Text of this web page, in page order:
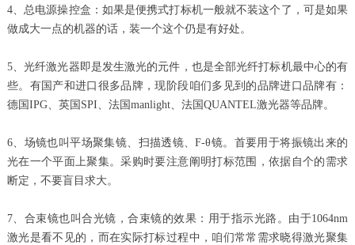
4、总电源操控盒：如果是便携式打标机一般就不装这个了，可是如果
做成大一点的机器的话，装一个这个仍是有好处。
5、光纤激光器即是发生激光的元件，也是全部光纤打标机最中心的有
些。有国产和进口很多品牌，现阶段咱们多见到的品牌进口品牌有：
德国IPG、英国SPI、法国manlight、法国QUANTEL激光器等品牌。
6、场镜也叫平场聚集镜、扫描透镜、F-θ镜。首要用于将振镜出来的
光在一个平面上聚集。采购时要注意阐明打标范围，依据自个的需求
断定，不要盲目求大。
7、合束镜也叫合光镜，合束镜的效果：用于指示光路。由于1064nm
激光是看不见的，而在实际打标过程中，咱们常常需求晓得激光聚集